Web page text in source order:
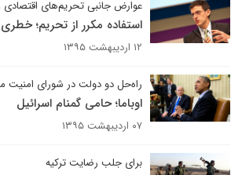
عوارض جانبی تحریم‌های اقتصادی
استفاده مکرر از تحریم؛ خطری
۱۲ اردیبهشت ۱۳۹۵
راه‌حل دو دولت در شورای
اوباما؛ حامی گمنام اسرائیل
۰۷ اردیبهشت ۱۳۹۵
برای جلب رضایت ترکیه